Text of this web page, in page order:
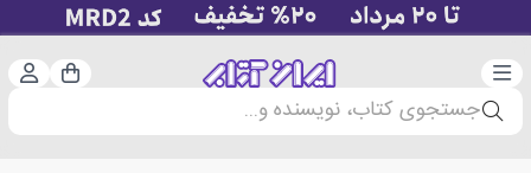
دسته‌بندی سبد
جستجوی کتاب، نویسنده و...